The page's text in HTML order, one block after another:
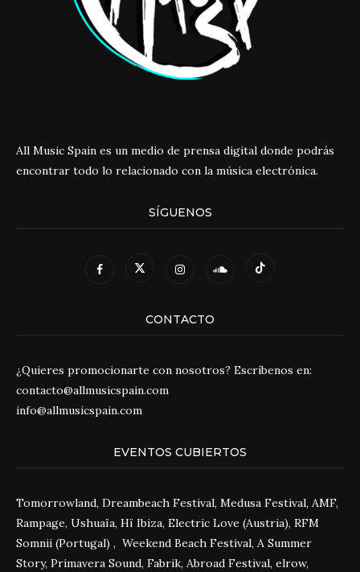
All Music Spain es un medio de prensa digital donde podrás
encontrar todo lo relacionado con la música electrónica.
SÍGUENOS
CONTACTO
¿Quieres promocionarte con nosotros? Escríbenos en:
contacto@allmusicspain.com
info@allmusicspain.com
EVENTOS CUBIERTOS
Tomorrowland, Dreambeach Festival, Medusa Festival, AMF,
Rampage, Ushuaïa, Hï Ibiza, Electric Love (Austria), RFM
Somnii (Portugal) , Weekend Beach Festival, A Summer
Story, Primavera Sound, Fabrik, Abroad Festival, elrow,